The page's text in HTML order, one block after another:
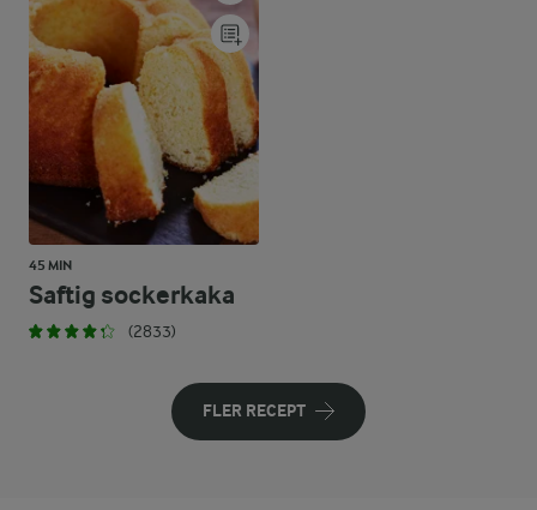
45 MIN
Saftig sockerkaka
(2833)
FLER RECEPT